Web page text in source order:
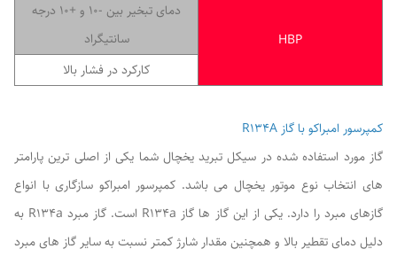
HBP
دمای تبخیر بین -10 و +10 درجه
سانتیگراد
کارکرد در فشار بالا
کمپرسور امبراکو با گاز R134A
گاز مورد استفاده شده در سیکل تبرید یخچال شما یکی از اصلی ترین پارامتر
های انتخاب نوع موتور یخچال می باشد. کمپرسور امبراکو سازگاری با انواع
گازهای مبرد را دارد. یکی از این گاز ها گاز R134a است. گاز مبرد R134a به
دلیل دمای تقطیر بالا و همچنین مقدار شارژ کمتر نسبت به سایر گاز های مبرد